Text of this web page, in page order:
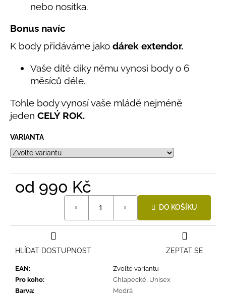
nebo nosítka.
Bonus navíc
K body přidáváme jako dárek extendor.
Vaše dítě díky němu vynosí body o 6
měsíců déle.
Tohle body vynosí vaše mládě nejméně
jeden CELÝ ROK.
VARIANTA
od 990 Kč
DO KOŠÍKU
EAN:
Zvolte variantu
Pro koho: Chlapecké Unisex
Barva:
Modrá
ZEPTAT SE
HLÍDAT DOSTUPNOST
KLOBOUČEK
S
OUŠKY
UV
BÍLÝ